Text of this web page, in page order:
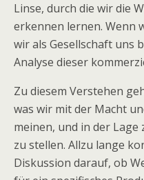
Linse, durch die wir die
erkennen lernen. Wenn
wir als Gesellschaft uns
Analyse dieser
Zu diesem Verstehen
was wir mit der Macht
meinen, und in der Lage
zu stellen. Allzu lange
Diskussion darauf, ob